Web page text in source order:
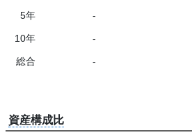
5年 -
10年 -
総合 -
資産構成比